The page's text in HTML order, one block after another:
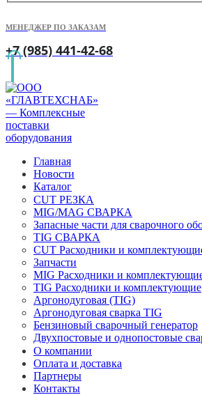
МЕНЕДЖЕР ПО ЗАКАЗАМ
+7 (985) 441-42-68
Главная
Новости
Каталог
CUT РЕЗКА
MIG/MAG СВАРКА
Запасные части для сварочного
TIG СВАРКА
CUT Расходники и
Запчасти
MIG Расходники и
TIG Расходники и комплектующие
Аргонодуговая (TIG)
Аргонодуговая сварка TIG
Бензиновый сварочный генератор
Двухпостовые и однопостовые
О компании
Оплата и доставка
Партнеры
Контакты